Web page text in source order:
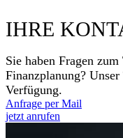
IHRE
Sie haben Fragen
Finanzplanung?
Verfügung.
Anfrage per Mail
jetzt anrufen